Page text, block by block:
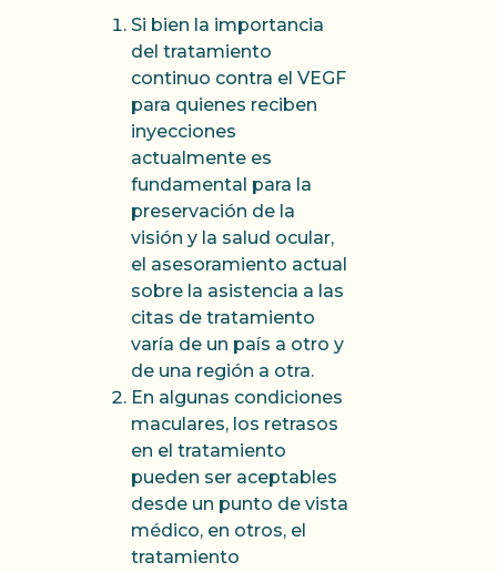
Si bien la importancia
del tratamiento
continuo contra el VEGF
para quienes reciben
inyecciones
actualmente es
fundamental para la
preservación de la
visión y la salud ocular,
el asesoramiento actual
sobre la asistencia a las
citas de tratamiento
varía de un país a otro y
de una región a otra.
En algunas condiciones
maculares, los retrasos
en el tratamiento
pueden ser aceptables
desde un punto de vista
médico, en otros, el
tratamiento